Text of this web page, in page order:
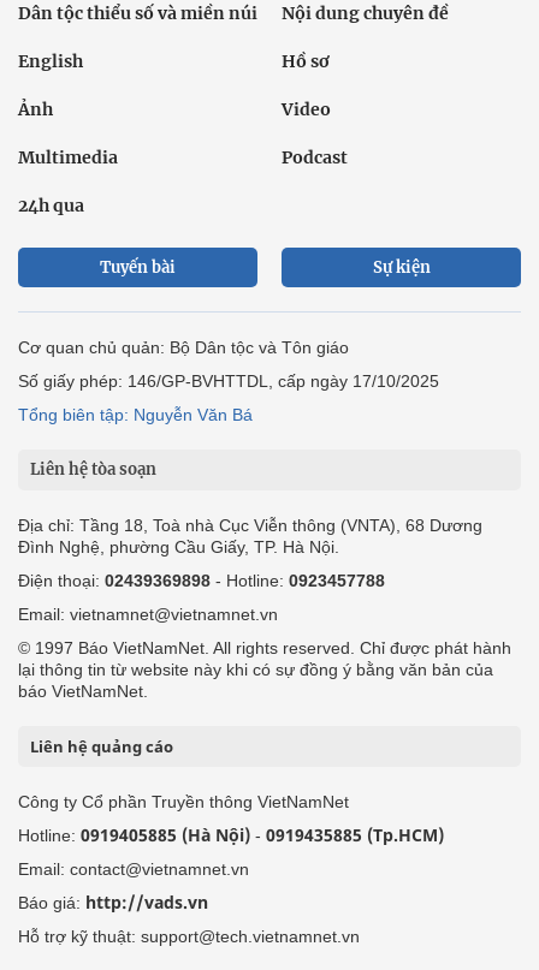
Dân tộc thiểu số và miền núi Nội dung chuyên đề
English Hồ sơ
Ảnh Video
Multimedia Podcast
24h qua
Tuyến bài Sự kiện
Cơ quan chủ quản: Bộ Dân tộc và Tôn giáo
Số giấy phép: 146/GP-BVHTTDL, cấp ngày 17/10/2025
Tổng biên tập: Nguyễn Văn Bá
Liên hệ tòa soạn
Địa chỉ: Tầng 18, Toà nhà Cục Viễn thông (VNTA), 68 Dương
Đình Nghệ, phường Cầu Giấy, TP. Hà Nội.
Điện thoại: 02439369898 - Hotline: 0923457788
Email: vietnamnet@vietnamnet.vn
© 1997 Báo VietNamNet. All rights reserved. Chỉ được phát hành
lại thông tin từ website này khi có sự đồng ý bằng văn bản của
báo VietNamNet.
Liên hệ quảng cáo
Công ty Cổ phần Truyền thông VietNamNet
Hotline: 0919405885 (Hà Nội) - 0919435885 (Tp.HCM)
Email: contact@vietnamnet.vn
Báo giá: http://vads.vn
Hỗ trợ kỹ thuật: support@tech.vietnamnet.vn